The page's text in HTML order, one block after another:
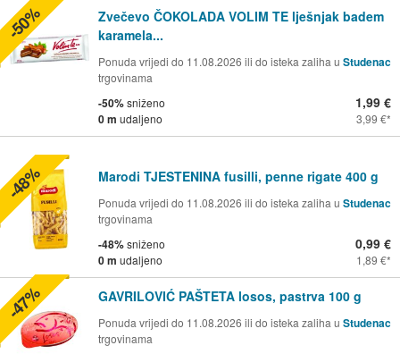
Zvečevo ČOKOLADA VOLIM TE lješnjak badem
karamela...
Ponuda vrijedi do 11.08.2026 ili do isteka zaliha u Studenac
trgovinama
-50%sniženo
0 m udaljeno
1,99 €
3,99 €
-50%
Marodi TJESTENINA fusilli, penne rigate 400 g
Ponuda vrijedi do 11.08.2026 ili do isteka zaliha u Studenac
trgovinama
-48%sniženo
0 m udaljeno
0,99 €
1,89 €
-48%
GAVRILOVIĆ PAŠTETA losos, pastrva 100 g
Ponuda vrijedi do 11.08.2026 ili do isteka zaliha u Studenac
trgovinama
-47%